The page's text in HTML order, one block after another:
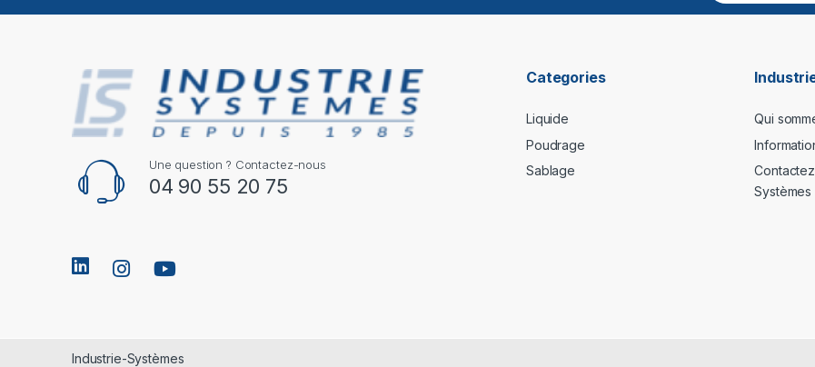
Une question ? Contactez-nous
04 90 55 20 75
Categories
Liquide
Poudrage
Sablage
Qui
Systèmes
Industrie-Systèmes